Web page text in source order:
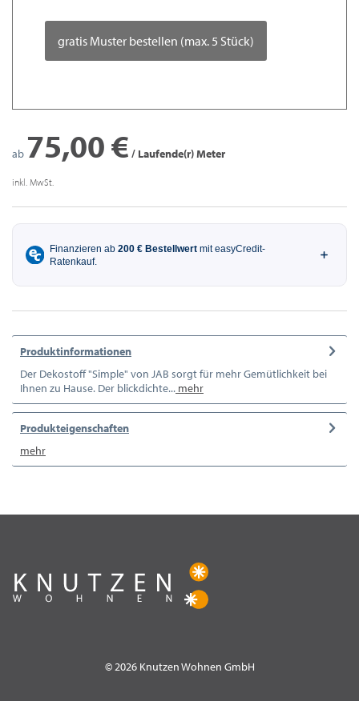
gratis Muster bestellen (max. 5 Stück)
ab 75,00 € / Laufende(r) Meter
inkl. MwSt.
Produktinformationen
Der Dekostoff "Simple" von JAB sorgt für mehr Gemütlichkeit bei
Ihnen zu Hause. Der blickdichte... mehr
Produkteigenschaften
mehr
© 2026 Knutzen Wohnen GmbH